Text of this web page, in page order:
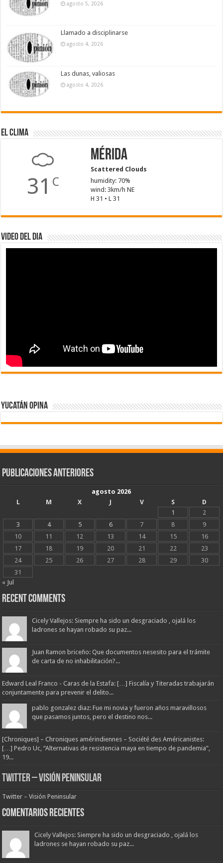
agosto 5, 2026
Llamado a disciplinarse
agosto 4, 2026
Las dunas, valiosas
agosto 4, 2026
El Clima
31 C
Mérida
Scattered Clouds
humidity: 70%
wind: 3km/h NE
H 31 • L 31
Video del dia
Yucatán Opina
Publicaciones Anteriores
agosto 2026
L
M X J V S
D
1
2
3
4 5 6 7 8
9
10
11 12 13 14 15
16
17
18 19 20 21 22
23
24
25 26 27 28 29
30
31
« Jul
Recent Comments
Cicely Vallejos: Siempre ha sido un desgraciado , ojalá los
ladrones se hayan robado su paz...
Juan Ramon briceño: Que documentos nesesito para el trámite
de carta de no inhabilitación?...
Edward Leal Franco - Caras de la Estafa: […] Fiscalía y Titeradas trabajarán
conjuntamente para prevenir el delito...
pablo gonzalez diaz: Fue mi novia y fueron años maravillosos
que pasamos juntos, pero el destino nos...
[Chroniques] – Chroniques amérindiennes – Société des Américanistes:
[…] Pedro Uc, “Alternativas de resistencia maya en tiempo de pandemia”,
19...
Twitter – Visión Peninsular
Twitter – Visión Peninsular
Comentarios Recientes
Cicely Vallejos: Siempre ha sido un desgraciado , ojalá los
ladrones se hayan robado su paz...